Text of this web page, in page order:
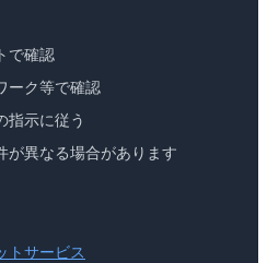
で確認
ーク等で確認
指示に従う
が異なる場合があります
トサービス